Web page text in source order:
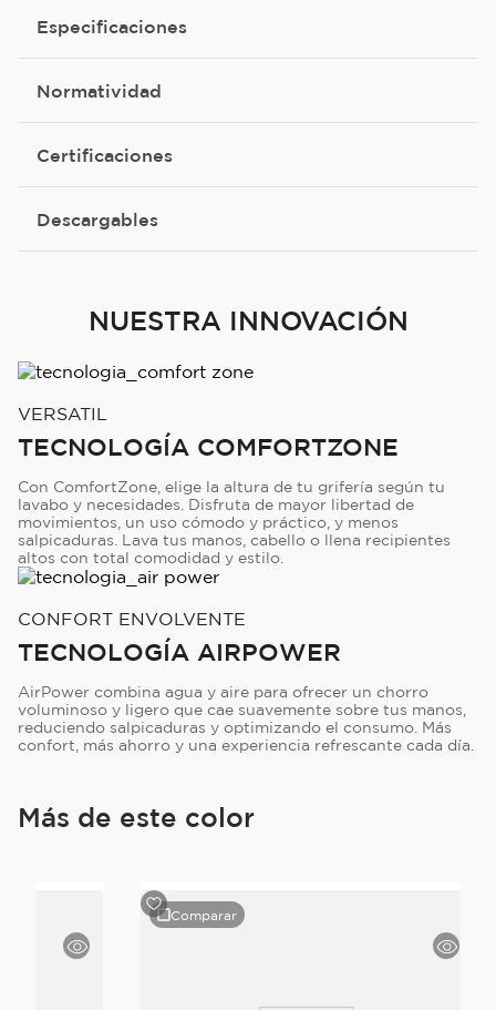
Especificaciones
Normatividad
Certificaciones
Descargables
NUESTRA INNOVACIÓN
VERSATIL
TECNOLOGÍA COMFORTZONE
Con ComfortZone, elige la altura de tu grifería según tu
lavabo y necesidades. Disfruta de mayor libertad de
movimientos, un uso cómodo y práctico, y menos
salpicaduras. Lava tus manos, cabello o llena recipientes
altos con total comodidad y estilo.
CONFORT ENVOLVENTE
TECNOLOGÍA AIRPOWER
AirPower combina agua y aire para ofrecer un chorro
voluminoso y ligero que cae suavemente sobre tus manos,
reduciendo salpicaduras y optimizando el consumo. Más
confort, más ahorro y una experiencia refrescante cada día.
Más de este color
Comparar